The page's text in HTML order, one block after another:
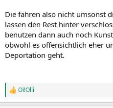
Die fahren also nicht umsonst
lassen den Rest hinter
benutzen dann auch noch
obwohl es offensichtlich eher
Deportation geht.
R
e
Oi!Olli